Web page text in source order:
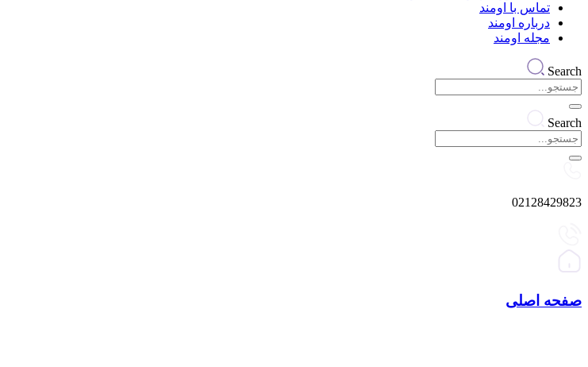
تماس با اومند
درباره اومند
مجله اومند
Search
Search
02128429823
صفحه اصلی